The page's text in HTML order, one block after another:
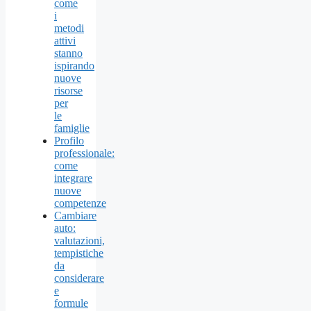
come
i
metodi
attivi
stanno
ispirando
nuove
risorse
per
le
famiglie
Profilo
professionale:
come
integrare
nuove
competenze
Cambiare
auto:
valutazioni,
tempistiche
da
considerare
e
formule